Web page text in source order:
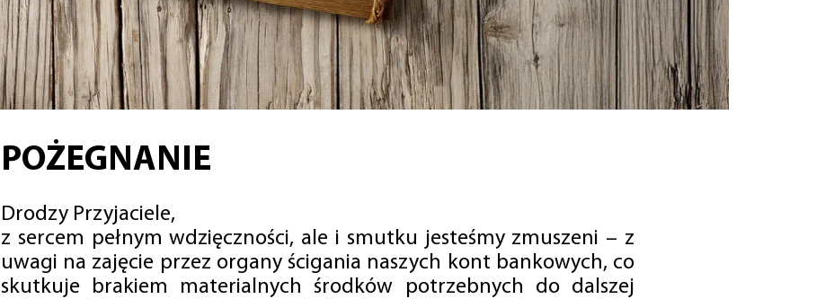
POŻEGNANIE
Drodzy Przyjaciele,
z sercem pełnym wdzięczności, ale i smutku jesteśmy zmuszeni – z
uwagi na zajęcie przez organy ścigania naszych kont bankowych, co
skutkuje brakiem materialnych środków potrzebnych do dalszej